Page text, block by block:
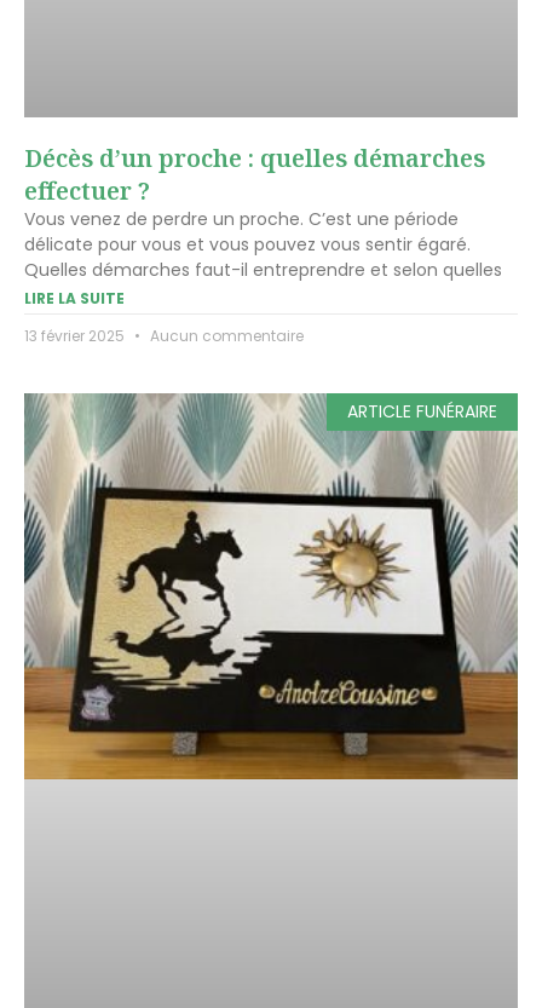
Décès d’un proche : quelles démarches
effectuer ?
Vous venez de perdre un proche. C’est une période
délicate pour vous et vous pouvez vous sentir égaré.
Quelles démarches faut-il entreprendre et selon quelles
LIRE LA SUITE
13 février 2025
Aucun commentaire
ARTICLE FUNÉRAIRE